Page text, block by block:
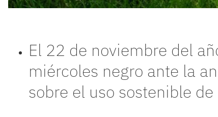
El 22 de noviembre del
miércoles negro ante la
sobre el uso sostenible